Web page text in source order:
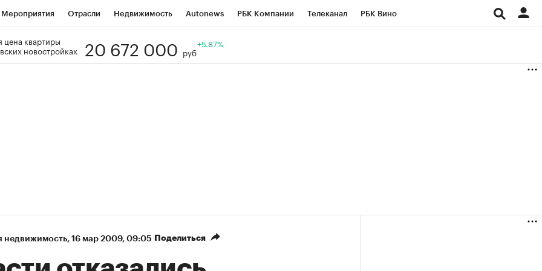
Мероприятия Отрасли Недвижимость Autonews РБК Компании Телеканал РБК Вино
Визионеры
цена квартиры
новостройках
20 672 000 руб
+5.87%
недвижимость⁠, 16 мар 2009, 09:05 Поделиться